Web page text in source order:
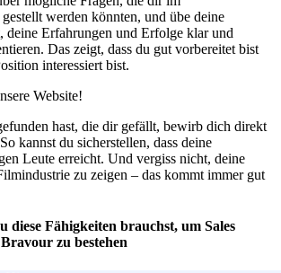
werden könnten, und übe deine
deine Erfahrungen und Erfolge klar und
Das zeigt, dass du gut vorbereitet bist
interessiert bist.
Website!
hast, die dir gefällt, bewirb dich direkt
kannst du sicherstellen, dass deine
Leute erreicht. Und vergiss nicht, deine
zu zeigen – das kommt immer gut
diese Fähigkeiten brauchst, um Sales
zu bestehen